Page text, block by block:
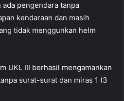
ada pengendara tanpa
kendaraan dan masih
tidak menggunkan helm
UKL III berhasil mengamankan
surat-surat dan miras 1 (3